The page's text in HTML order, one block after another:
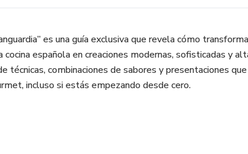
es una guía exclusiva que revela cómo
cocina española en creaciones modernas, sofisticadas y
técnicas, combinaciones de sabores y presentaciones
incluso si estás empezando desde cero.